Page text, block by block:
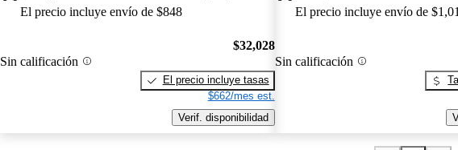
El precio incluye envío de $848
Sin calificación
$32,028
El precio incluye tasas
$662/mes est.
Verif. disponibilidad
El precio incluye envío de
Sin calificación